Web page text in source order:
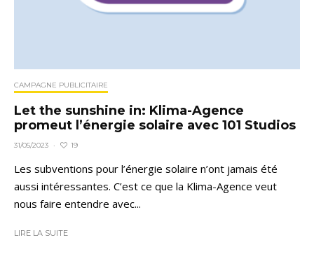
CAMPAGNE PUBLICITAIRE
Let the sunshine in: Klima-Agence
promeut l’énergie solaire avec 101 Studios
31/05/2023 · 19
Les subventions pour l’énergie solaire n’ont jamais été
aussi intéressantes. C’est ce que la Klima-Agence veut
nous faire entendre avec...
LIRE LA SUITE